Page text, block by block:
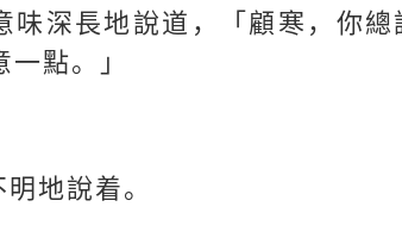
味深長地說道，「顧寒，你
點。」
地說着。